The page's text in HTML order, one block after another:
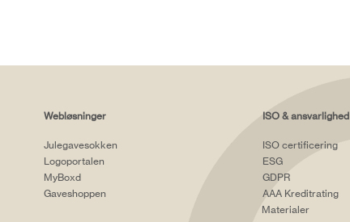
Webløsninger
Julegavesokken
Logoportalen
MyBoxd
Gaveshoppen
ISO & ansvarlighed
ISO certificering
ESG
GDPR
AAA Kreditrating
Materialer